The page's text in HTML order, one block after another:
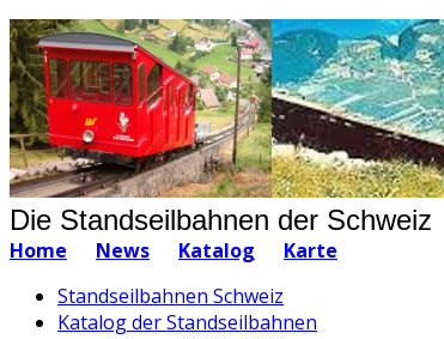
Die Standseilbahnen der Schweiz
Home News Katalog
Karte
Standseilbahnen Schweiz
Katalog der Standseilbahnen